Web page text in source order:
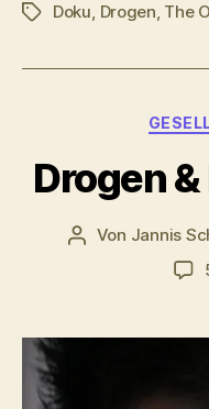
Schlagwörter
Doku, Drogen, The
Drogen
Beitragsautor
Von Jannis